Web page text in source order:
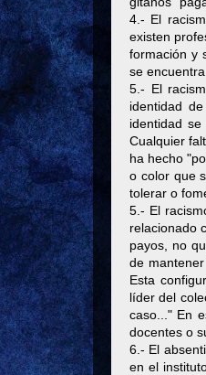
4.- El
existen
formación y
se
5.- El
identidad
identidad
Cualquier
ha hecho
o color que
tolerar o
5.- El
relacionado
payos, no
de
Esta
líder del
caso..." En
docentes o
6.- El
en el